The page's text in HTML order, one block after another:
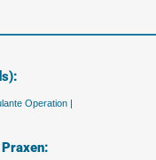
Operation |